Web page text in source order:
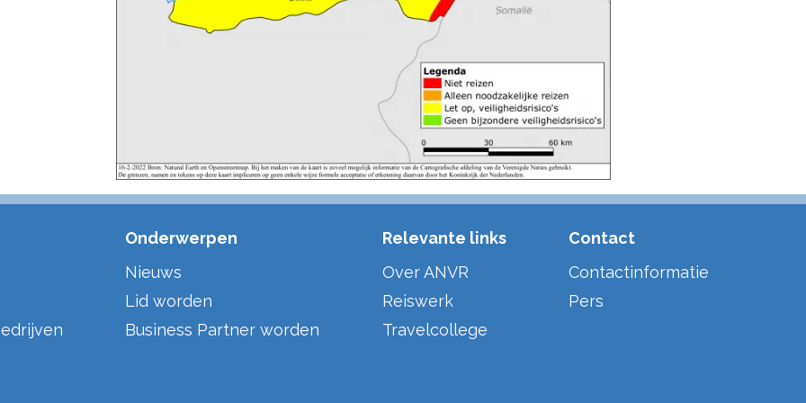
Onderwerpen
Nieuws
Lid worden
Business Partner worden
Relevante links
Over ANVR
Reiswerk
Travelcollege
Contact
Contactinformatie
Pers